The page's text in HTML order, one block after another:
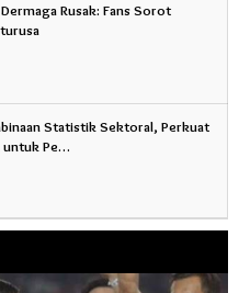
Rusak: Fans Sorot
Statistik Sektoral, Perkuat
untuk Pe…